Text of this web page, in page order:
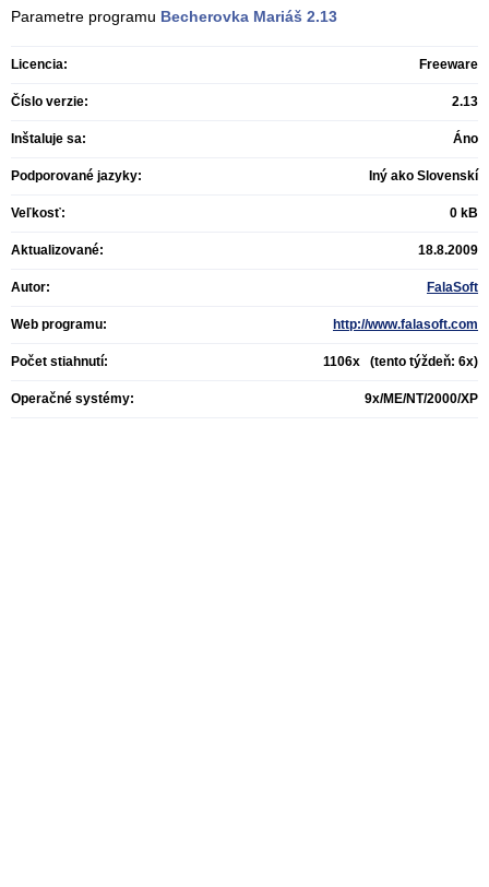
Parametre programu Becherovka Mariáš 2.13
Licencia: Freeware
Číslo verzie: 2.13
Inštaluje sa: Áno
Podporované jazyky: Iný ako Slovenskí
Veľkosť: 0 kB
Aktualizované: 18.8.2009
Autor: FalaSoft
Web programu: http://www.falasoft.com
Počet stiahnutí: 1106x (tento týždeň: 6x)
Operačné systémy: 9x/ME/NT/2000/XP